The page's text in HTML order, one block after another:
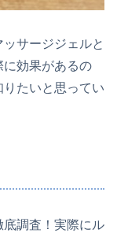
サージジェルと
に効果があるの
たいと思ってい
調査！実際にル